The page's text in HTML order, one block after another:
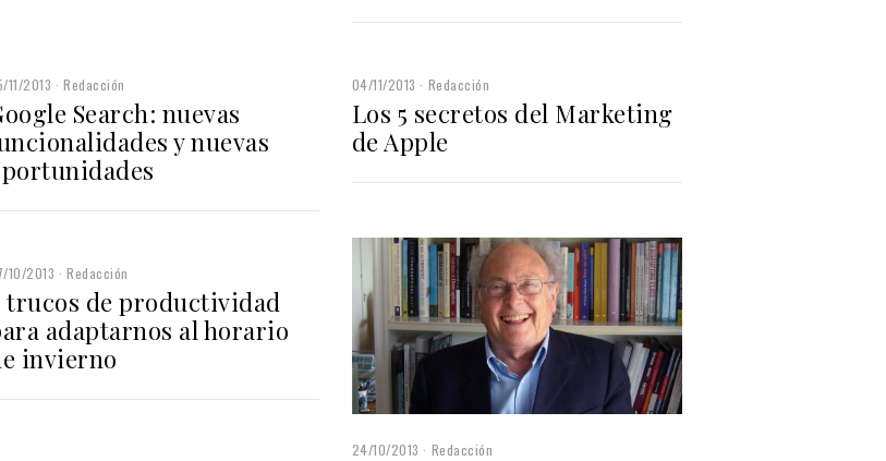
11/2013 Redacción
Search: nuevas
y nuevas
04/11/2013 Redacción
Los 5 secretos del Marketing
de Apple
10/2013 Redacción
trucos de productividad
adaptarnos al horario
invierno
24/10/2013 Redacción